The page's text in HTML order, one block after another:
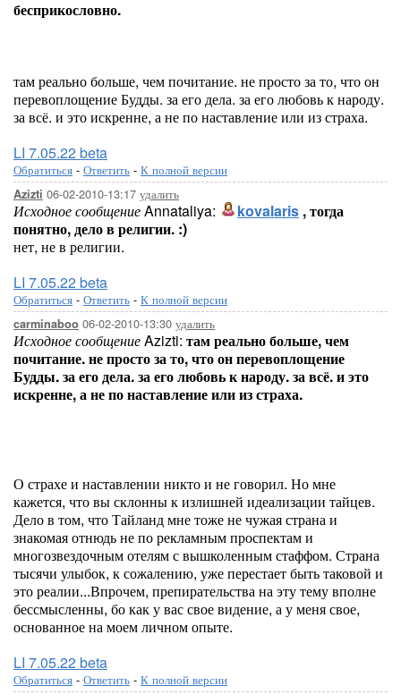
бесприкословно.
там реально больше, чем почитание. не просто за то, что он
перевоплощение Будды. за его дела. за его любовь к народу.
за всё. и это искренне, а не по наставление или из страха.
LI 7.05.22 beta
Обратиться - Ответить - К полной версии
Azizti 06-02-2010-13:17 удалить
Исходное сообщениеAnnataliya: kovalaris , тогда
понятно, дело в религии. :)
нет, не в религии.
LI 7.05.22 beta
Обратиться - Ответить - К полной версии
carminaboo 06-02-2010-13:30 удалить
Исходное сообщениеAzizti: там реально больше, чем
почитание. не просто за то, что он перевоплощение
Будды. за его дела. за его любовь к народу. за всё. и это
искренне, а не по наставление или из страха.
О страхе и наставлении никто и не говорил. Но мне
кажется, что вы склонны к излишней идеализации тайцев.
Дело в том, что Тайланд мне тоже не чужая страна и
знакомая отнюдь не по рекламным проспектам и
многозвездочным отелям с вышколенным стаффом. Страна
тысячи улыбок, к сожалению, уже перестает быть таковой и
это реалии...Впрочем, препирательства на эту тему вполне
бессмысленны, бо как у вас свое видение, а у меня свое,
основанное на моем личном опыте.
LI 7.05.22 beta
Обратиться - Ответить - К полной версии